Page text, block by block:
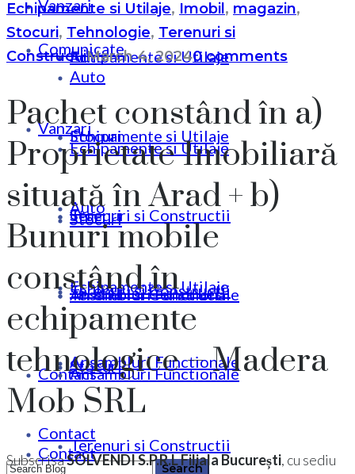
Echipamente si Utilaje
Stocuri
Terenuri si Constructii
Ansambluri Functionale
Contact
Auto
Echipamente si Utilaje
Stocuri
Terenuri si Constructii
Ansambluri Functionale
Contact
Vanzari
Auto
Echipamente si Utilaje
Stocuri
Terenuri si Constructii
Ansambluri Functionale
Contact
Comunicate
Vanzari
Auto
Echipamente si Utilaje
Stocuri
Terenuri si Constructii
Echipamente si Utilaje, Imobil , magazin,
Stocuri, Tehnologie, Terenuri si
ConstructiiMarch 4, 20240 comments
Pachet constând în a)
Proprietate Imobiliară
situată în Arad + b)
Bunuri mobile
constând în
echipamente
tehnologice – Madera
Mob SRL
SubscrisaSOLVENDI S.P.R.L Filiala București, cu sediu